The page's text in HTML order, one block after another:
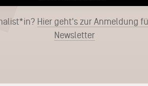
Hier geht's zur Anmeldung
Newsletter